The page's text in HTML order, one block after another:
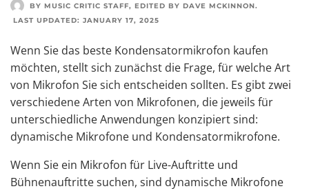
BY MUSIC CRITIC STAFF, EDITED BY DAVE MCKINNON.
LAST UPDATED: JANUARY 17, 2025
Wenn Sie das beste Kondensatormikrofon kaufen
möchten, stellt sich zunächst die Frage, für welche Art
von Mikrofon Sie sich entscheiden sollten. Es gibt zwei
verschiedene Arten von Mikrofonen, die jeweils für
unterschiedliche Anwendungen konzipiert sind:
dynamische Mikrofone und Kondensatormikrofone.
Wenn Sie ein Mikrofon für Live-Auftritte und
Bühnenauftritte suchen, sind dynamische Mikrofone